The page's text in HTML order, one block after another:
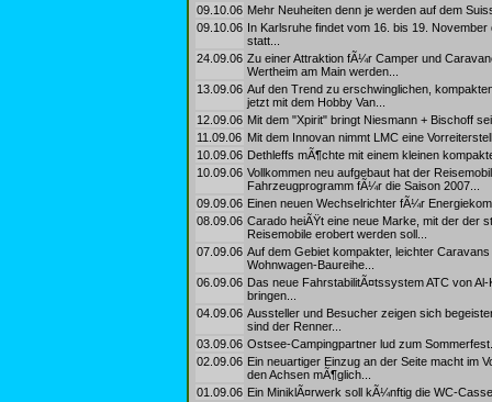
09.10.06 Mehr Neuheiten denn je werden auf dem
09.10.06 In Karlsruhe findet vom 16. bis 19.
statt...
24.09.06 Zu einer Attraktion fÃ¼r Camper und
Wertheim am Main werden...
13.09.06 Auf den Trend zu erschwinglichen,
jetzt mit dem Hobby Van...
12.09.06 Mit dem "Xpirit" bringt Niesmann + Bischoff
11.09.06 Mit dem Innovan nimmt LMC eine
10.09.06 Dethleffs mÃ¶chte mit einem kleinen
10.09.06 Vollkommen neu aufgebaut hat der
Fahrzeugprogramm fÃ¼r die Saison 2007...
09.09.06 Einen neuen Wechselrichter fÃ¼r
08.09.06 Carado heiÃŸt eine neue Marke, mit der der
Reisemobile erobert werden soll...
07.09.06 Auf dem Gebiet kompakter, leichter
Wohnwagen-Baureihe...
06.09.06 Das neue FahrstabilitÃ¤tssystem ATC von
bringen...
04.09.06 Aussteller und Besucher zeigen sich
sind der Renner...
03.09.06 Ostsee-Campingpartner lud zum
02.09.06 Ein neuartiger Einzug an der Seite macht im
den Achsen mÃ¶glich...
01.09.06 Ein MiniklÃ¤rwerk soll kÃ¼nftig die WC-